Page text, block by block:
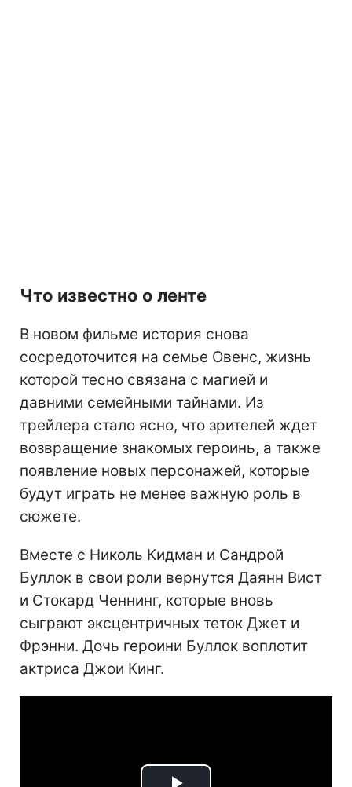
Что известно о ленте
В новом фильме история снова
сосредоточится на семье Овенс, жизнь
которой тесно связана с магией и
давними семейными тайнами. Из
трейлера стало ясно, что зрителей ждет
возвращение знакомых героинь, а также
появление новых персонажей, которые
будут играть не менее важную роль в
сюжете.
Вместе с Николь Кидман и Сандрой
Буллок в свои роли вернутся Даянн Вист
и Стокард Ченнинг, которые вновь
сыграют эксцентричных теток Джет и
Фрэнни. Дочь героини Буллок воплотит
актриса Джои Кинг.